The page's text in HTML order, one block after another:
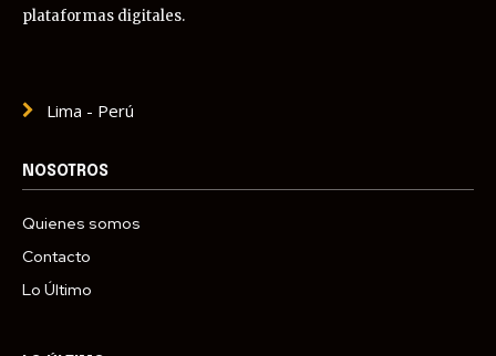
plataformas digitales.
Lima - Perú
NOSOTROS
Quienes somos
Contacto
Lo Último